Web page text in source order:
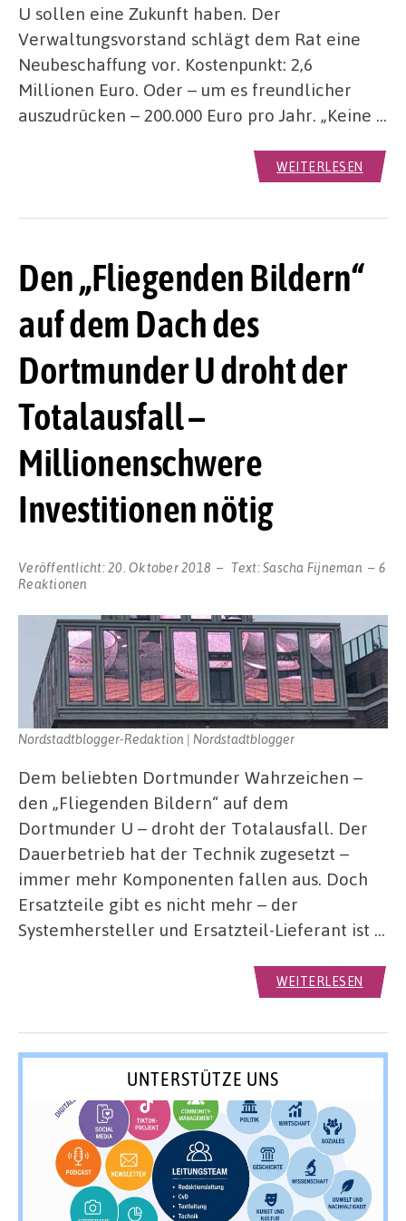
U sollen eine Zukunft haben. Der
Verwaltungsvorstand schlägt dem Rat eine
Neubeschaffung vor. Kostenpunkt: 2,6
Millionen Euro. Oder – um es freundlicher
auszudrücken – 200.000 Euro pro Jahr. „Keine …
WEITERLESEN
Den „Fliegenden Bildern“
auf dem Dach des
Dortmunder U droht der
Totalausfall –
Millionenschwere
Investitionen nötig
Veröffentlicht:20. Oktober 2018 Text:Sascha Fijneman
6
Reaktionen
Nordstadtblogger-Redaktion | Nordstadtblogger
Dem beliebten Dortmunder Wahrzeichen –
den „Fliegenden Bildern“ auf dem
Dortmunder U – droht der Totalausfall. Der
Dauerbetrieb hat der Technik zugesetzt –
immer mehr Komponenten fallen aus. Doch
Ersatzteile gibt es nicht mehr – der
Systemhersteller und Ersatzteil-Lieferant ist …
WEITERLESEN
UNTERSTÜTZE UNS